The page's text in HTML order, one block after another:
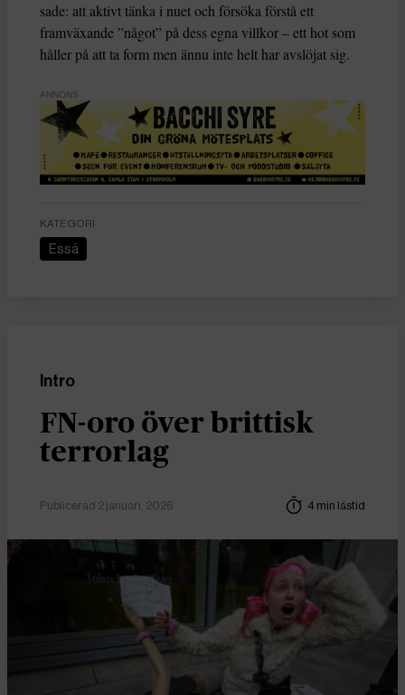
sade: att aktivt tänka i nuet och försöka förstå ett
framväxande ”något” på dess egna villkor – ett hot som
håller på att ta form men ännu inte helt har avslöjat sig.
ANNONS
KATEGORI
Essä
Intro
FN-oro över brittisk
terrorlag
Publicerad 2 januari, 2026 4 min lästid